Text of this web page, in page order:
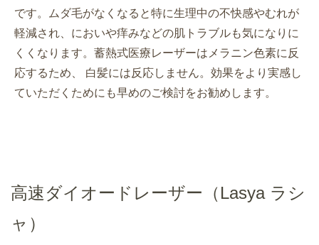
です。ムダ毛がなくなると特に生理中の不快感やむれが
軽減され、においや痒みなどの肌トラブルも気になりに
くくなります。蓄熱式医療レーザーはメラニン色素に反
応するため、 白髪には反応しません。効果をより実感し
ていただくためにも早めのご検討をお勧めします。
高速ダイオードレーザー（Lasya ラシ
ャ）